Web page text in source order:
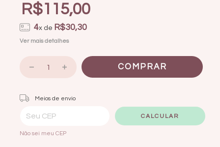
R$115,00
4x de R$30,30
Ver mais detalhes
Entregas para o CEP:
Meios de envio
CALCULAR
Não sei meu CEP